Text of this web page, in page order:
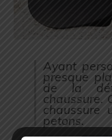
Ayant
presque
de la
chaussure.
chaussure
petons.